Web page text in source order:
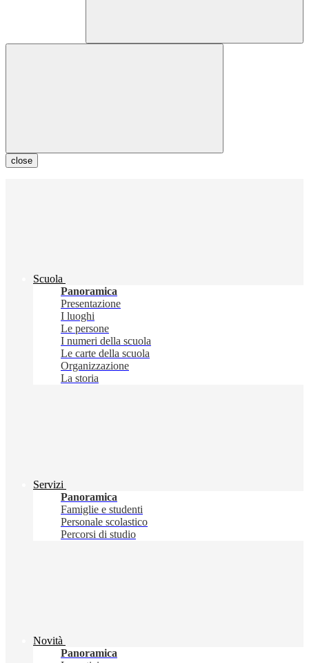
close
Scuola
Panoramica
Presentazione
I luoghi
Le persone
I numeri della scuola
Le carte della scuola
Organizzazione
La storia
Servizi
Panoramica
Famiglie e studenti
Personale scolastico
Percorsi di studio
Novità
Panoramica